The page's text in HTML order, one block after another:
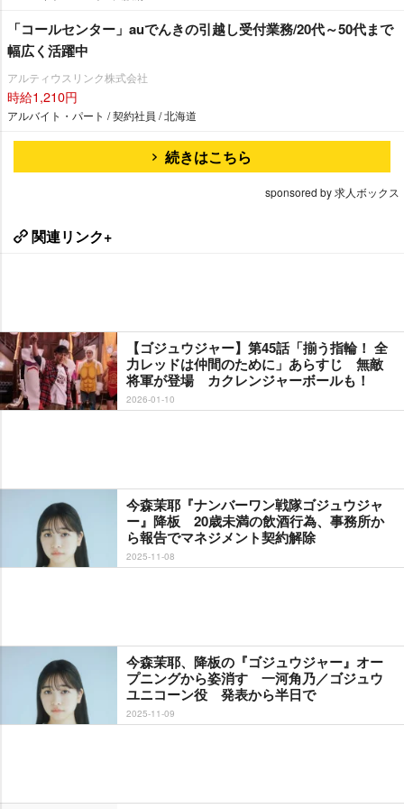
「コールセンター」auでんきの引越し受付業務/20代～50代まで
幅広く活躍中
アルティウスリンク株式会社
時給1,210円
アルバイト・パート / 契約社員 / 北海道
続きはこちら
sponsored by 求人ボックス
関連リンク+
【ゴジュウジャー】第45話「揃う指輪！ 全
力レッドは仲間のために」あらすじ 無敵
将軍が登場 カクレンジャーボールも！
2026-01-10
今森茉耶『ナンバーワン戦隊ゴジュウジャ
ー』降板 20歳未満の飲酒行為、事務所か
ら報告でマネジメント契約解除
2025-11-08
今森茉耶、降板の『ゴジュウジャー』オー
プニングから姿消す 一河角乃／ゴジュウ
ユニコーン役 発表から半日で
2025-11-09